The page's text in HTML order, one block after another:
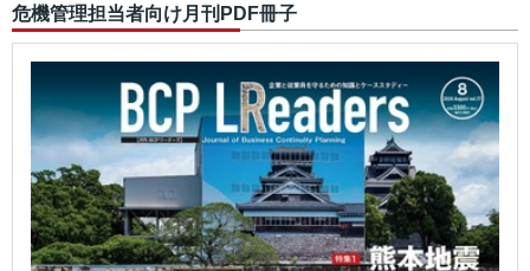
危機管理担当者向け月刊PDF冊子